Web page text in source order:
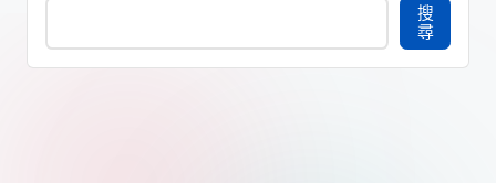
搜
尋